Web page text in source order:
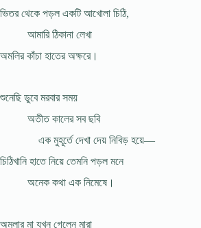
ভিতর থেকে পড়ল একটি আখোলা চিঠি,
আমারি ঠিকানা লেখা
অমলির কাঁচা হাতের অক্ষরে।
শুনেছি ডুবে মরবার সময়
অতীত কালের সব ছবি
এক মুহূর্তে দেখা দেয় নিবিড় হয়ে—
চিঠিখানি হাতে নিয়ে তেমনি পড়ল মনে
অনেক কথা এক নিমেষে।
অমলার মা যখন গেলেন মারা